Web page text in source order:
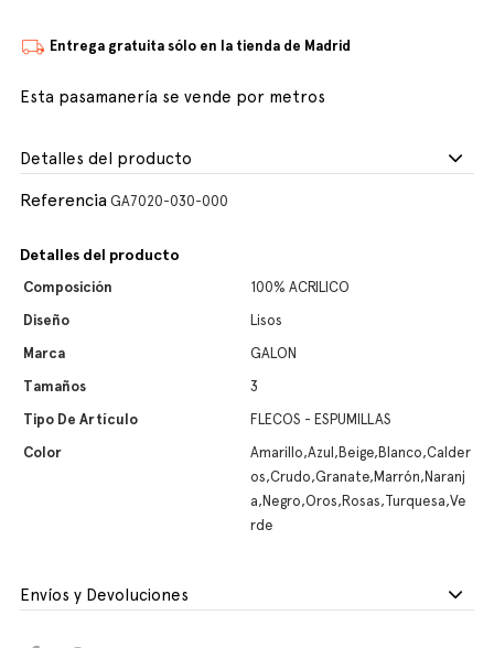
Entrega gratuita sólo en la tienda de Madrid
Esta pasamanería se vende por metros
Detalles del producto
Referencia GA7020-030-000
Detalles del producto
Composición
100% ACRILICO
Diseño
Lisos
Marca
GALON
Tamaños
3
Tipo De Artículo
FLECOS - ESPUMILLAS
Color
Amarillo,Azul,Beige,Blanco,Calder
os,Crudo,Granate,Marrón,Naranj
a,Negro,Oros,Rosas,Turquesa,Ve
rde
Envíos y Devoluciones